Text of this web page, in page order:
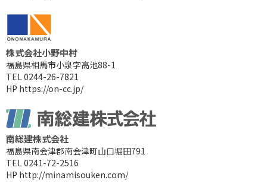
株式会社小野中村
福島県相馬市小泉字高池88-1
TEL 0244-26-7821
HP https://on-cc.jp/
南総建株式会社
福島県南会津郡南会津町山口堀田791
TEL 0241-72-2516
HP http://minamisouken.com/